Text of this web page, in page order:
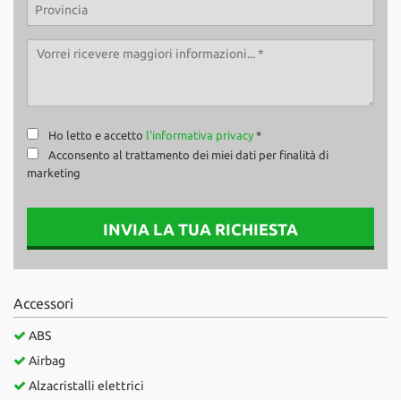
Ho letto e accetto l'informativa privacy *
Acconsento al trattamento dei miei dati per finalità di
marketing
INVIA LA TUA RICHIESTA
Accessori
ABS
Airbag
Alzacristalli elettrici